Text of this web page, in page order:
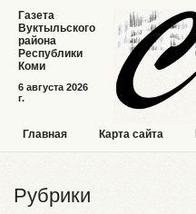
6 августа 2026
г.
Газета
Вуктыльского
района
Республики
Коми
Главная Карта сайта
Рубрики